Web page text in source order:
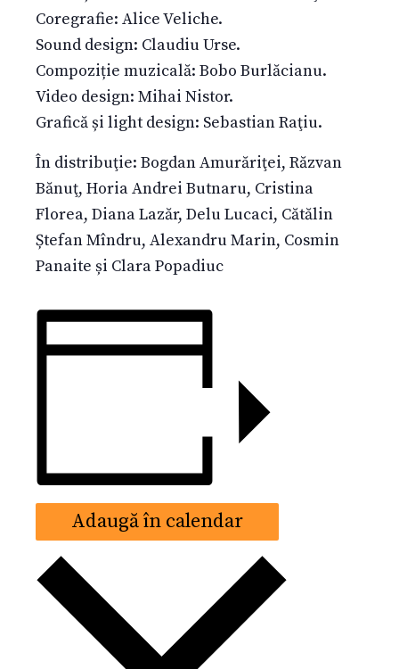
Coregrafie: Alice Veliche.
Sound design: Claudiu Urse.
Compoziție muzicală: Bobo Burlăcianu.
Video design: Mihai Nistor.
Grafică și light design: Sebastian Raţiu.
În distribuţie: Bogdan Amurăriţei, Răzvan
Bănuţ, Horia Andrei Butnaru, Cristina
Florea, Diana Lazăr, Delu Lucaci, Cătălin
Ștefan Mîndru, Alexandru Marin, Cosmin
Panaite și Clara Popadiuc
Adaugă în calendar